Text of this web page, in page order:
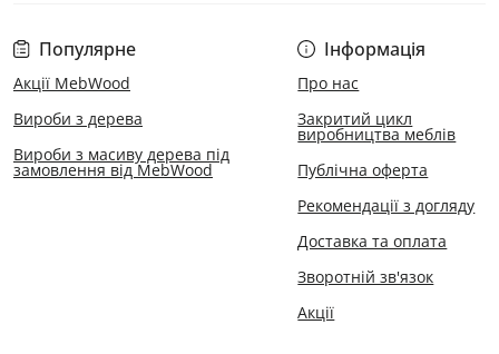
Популярне
Акції MebWood
Вироби з дерева
Вироби з масиву дерева під
замовлення від MebWood
Інформація
Про нас
Закритий цикл
виробництва меблів
Публічна оферта
Рекомендації з догляду
Доставка та оплата
Зворотній зв'язок
Акції